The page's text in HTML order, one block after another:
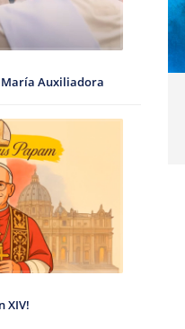
María Auxiliadora
XIV!